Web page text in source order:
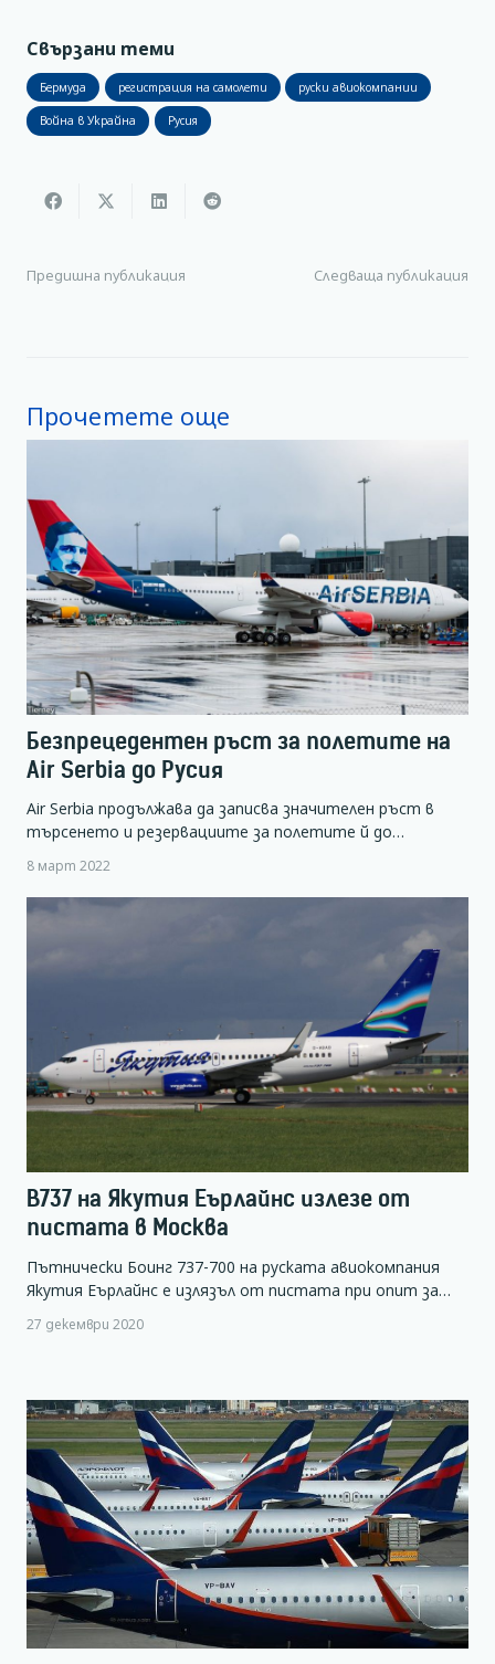
Свързани теми
Бермуда регистрация на самолети руски авиокомпании
Война в Украйна Русия
Предишна публикация Следваща публикация
Прочетете още
Безпрецедентен ръст за полетите на
Air Serbia до Русия
Air Serbia продължава да записва значителен ръст в
търсенето и резервациите за полетите й до…
8 март 2022
B737 на Якутия Еърлайнс излезе от
пистата в Москва
Пътнически Боинг 737-700 на руската авиокомпания
Якутия Еърлайнс е излязъл от пистата при опит за…
27 декември 2020